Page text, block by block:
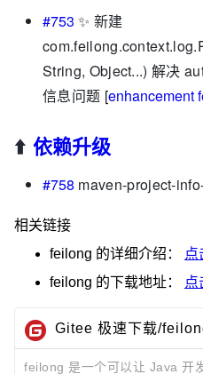
#753 ✨ 新建
String, Object...) 解决
信息问题 [enhancement
⬆️ 依赖升级
#758 maven-project-
相关链接
feilong 的详细介绍：
点
feilong 的下载地址： 点
Gitee 极速下载/
feilong 是一个可以让 Java 开